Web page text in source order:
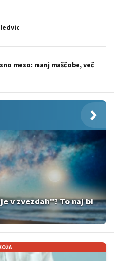
meso: manj maščobe, več
v zvezdah"? To naj bi